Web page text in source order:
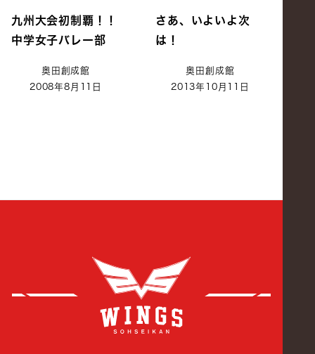
九州大会初制覇！！
中学女子バレー部
奥田創成館
2008年8月11日
さあ、いよいよ次
は！
奥田創成館
2013年10月11日